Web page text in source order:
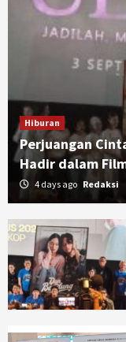
Hiburan
Perjuangan
Hadir dalam
4 days ago Redaksi